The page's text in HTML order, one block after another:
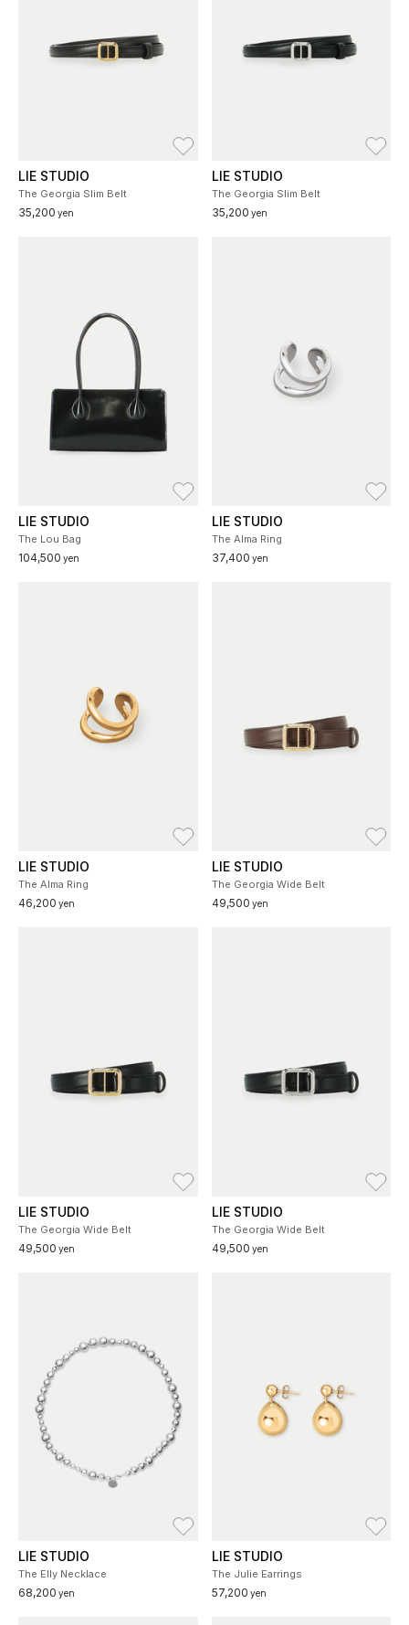
LIE STUDIO
The Georgia Slim Belt
35,200 yen
LIE STUDIO
The Georgia Slim Belt
35,200 yen
LIE STUDIO
The Lou Bag
104,500 yen
LIE STUDIO
The Alma Ring
37,400 yen
LIE STUDIO
The Alma Ring
46,200 yen
LIE STUDIO
The Georgia Wide Belt
49,500 yen
LIE STUDIO
The Georgia Wide Belt
49,500 yen
LIE STUDIO
The Georgia Wide Belt
49,500 yen
LIE STUDIO
The Elly Necklace
68,200 yen
LIE STUDIO
The Julie Earrings
57,200 yen